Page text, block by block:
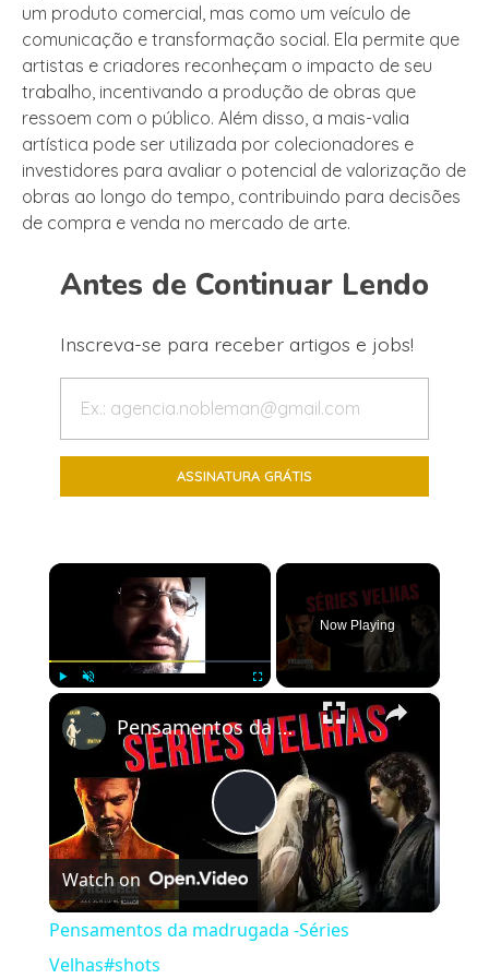
um produto comercial, mas como um veículo de
comunicação e transformação social. Ela permite que
artistas e criadores reconheçam o impacto de seu
trabalho, incentivando a produção de obras que
ressoem com o público. Além disso, a mais-valia
artística pode ser utilizada por colecionadores e
investidores para avaliar o potencial de valorização de
obras ao longo do tempo, contribuindo para decisões
de compra e venda no mercado de arte.
Antes de Continuar Lendo
Inscreva-se para receber artigos e jobs!
×
Now Playing
×
Play
Video
Pensamentos da madrugada -Séries Velhas#shots
Watch on
Pensamentos da madrugada -Séries
Velhas#shots